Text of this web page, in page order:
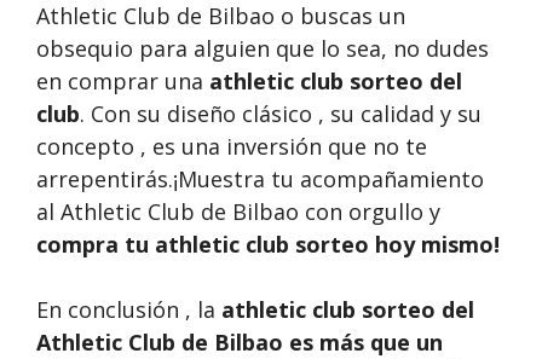
Athletic Club de Bilbao o buscas un
obsequio para alguien que lo sea, no dudes
en comprar una athletic club sorteo del
club. Con su diseño clásico , su calidad y su
concepto , es una inversión que no te
arrepentirás.¡Muestra tu acompañamiento
al Athletic Club de Bilbao con orgullo y
compra tu athletic club sorteo hoy mismo!
En conclusión , la athletic club sorteo del
Athletic Club de Bilbao es más que un